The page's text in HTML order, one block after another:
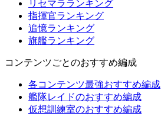
リセマラランキング
指揮官ランキング
追憶ランキング
旗艦ランキング
コンテンツごとのおすすめ編成
各コンテンツ最強おすすめ編成
艦隊レイドのおすすめ編成
仮想訓練室のおすすめ編成